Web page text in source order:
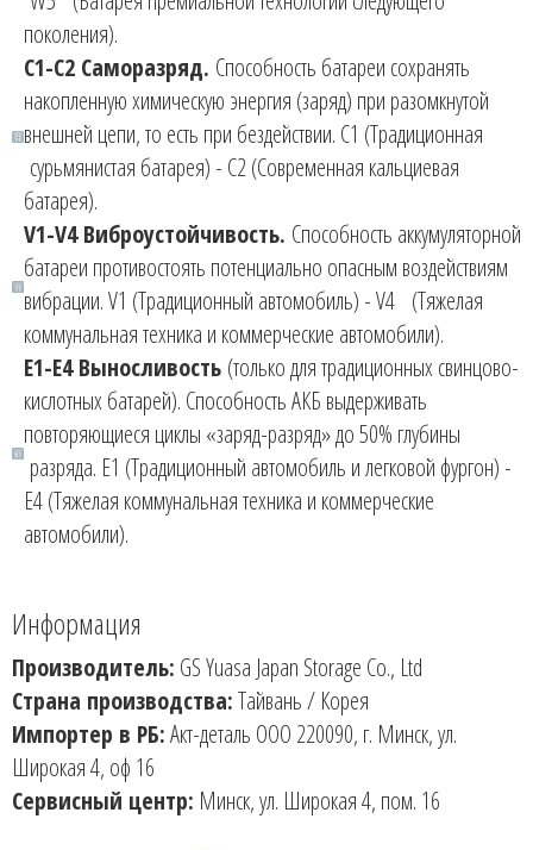
поколения).
С1-С2 Саморазряд. Способность батареи сохранять
накопленную химическую энергия (заряд) при разомкнутой
внешней цепи, то есть при бездействии. С1 (Традиционная
сурьмянистая батарея) - С2 (Современная кальциевая
батарея).
V1-V4 Виброустойчивость. Способность аккумуляторной
батареи противостоять потенциально опасным воздействиям
вибрации. V1 (Традиционный автомобиль) - V4 (Тяжелая
коммунальная техника и коммерческие автомобили).
E1-E4 Выносливость (только для традиционных свинцово-
кислотных батарей). Способность АКБ выдерживать
повторяющиеся циклы «заряд-разряд» до 50% глубины
разряда. Е1 (Традиционный автомобиль и легковой фургон) -
E4 (Тяжелая коммунальная техника и коммерческие
автомобили).
Информация
Производитель: GS Yuasa Japan Storage Co., Ltd
Страна производства:Тайвань / Корея
Импортер в РБ:Акт-деталь ООО 220090, г. Минск, ул.
Широкая 4, оф 16
Сервисный центр: Минск, ул. Широкая 4, пом. 16